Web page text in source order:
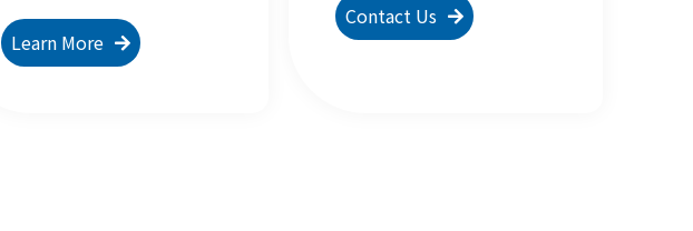
Learn More
Contact Us